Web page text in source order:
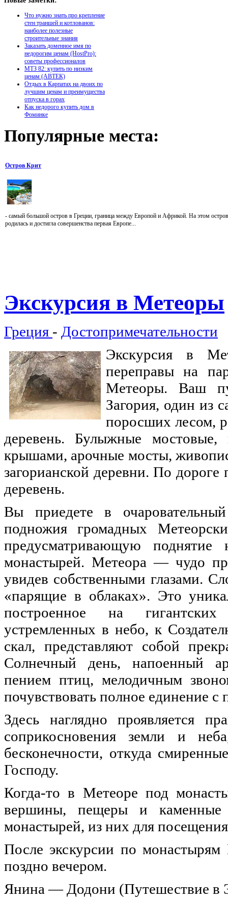
Что нужно знать про крепление
стен траншей и котлованов:
наиболее полезные
строительные знания
Заказать доменное имя по
недорогим ценам (HostPro):
советы профессионалов
МТЗ 82: купить по низким
ценам (АВТЕК)
Отдых в Карпатах на двоих по
лучшим ценам и преимущества
отпуска в горах
Как недорого купить дом в
Фоминке
Популярные места:
Остров Крит
- самый большой остров в Греции, граница между Европой и Африкой. На этом
родилась и достигла совершенства первая Европе...
Экскурсия в Метеоры
Греция - Достопримечательности
Экскурсия в
переправы на
Метеоры. Ваш
Загория, один из
поросших лесом,
деревень. Булыжные
крышами, арочные мосты,
загорианской деревни. По
деревень.
Вы приедете в
подножия громадных
предусматривающую
монастырей. Метеора — чудо
увидев собственными глазами.
«парящие в облаках». Это
построенное на
устремленных в небо, к
скал, представляют собой
Солнечный день, напоенный
пением птиц, мелодичным
почувствовать полное единение с
Здесь наглядно проявляется
соприкосновения земли и
бесконечности, откуда
Господу.
Когда-то в Метеоре под
вершины, пещеры и каменные
монастырей, из них для
После экскурсии по
поздно вечером.
Янина — Додони (Путешествие в